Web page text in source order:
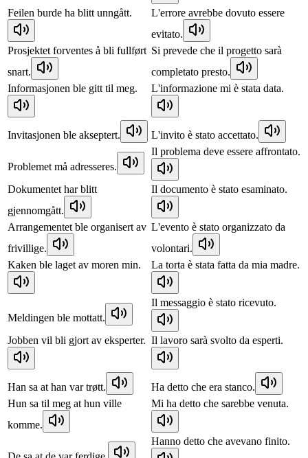
Feilen burde ha blitt unngått.
L'errore avrebbe dovuto essere
evitato.
Prosjektet forventes å bli fullført
snart.
Si prevede che il progetto sarà
completato presto.
Informasjonen ble gitt til meg.
L'informazione mi è stata data.
Invitasjonen ble akseptert. L'invito è stato accettato.
Problemet må adresseres.
Il problema deve essere affrontato.
Dokumentet har blitt
gjennomgått.
Il documento è stato esaminato.
Arrangementet ble organisert av
frivillige.
L'evento è stato organizzato da
volontari.
Kaken ble laget av moren min.
La torta è stata fatta da mia madre.
Meldingen ble mottatt.
Il messaggio è stato ricevuto.
Jobben vil bli gjort av eksperter. Il lavoro sarà svolto da esperti.
Han sa at han var trøtt.
Ha detto che era stanco.
Hun sa til meg at hun ville
komme.
Mi ha detto che sarebbe venuta.
Hanno detto che avevano finito.